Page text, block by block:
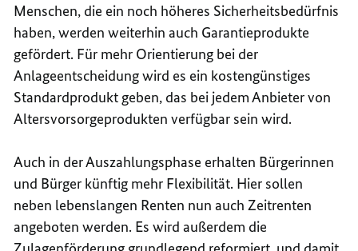
Menschen, die ein noch höheres Sicherheitsbedürfnis
haben, werden weiterhin auch Garantieprodukte
gefördert. Für mehr Orientierung bei der
Anlageentscheidung wird es ein kostengünstiges
Standardprodukt geben, das bei jedem Anbieter von
Altersvorsorgeprodukten verfügbar sein wird.
Auch in der Auszahlungsphase erhalten Bürgerinnen
und Bürger künftig mehr Flexibilität. Hier sollen
neben lebenslangen Renten nun auch Zeitrenten
angeboten werden. Es wird außerdem die